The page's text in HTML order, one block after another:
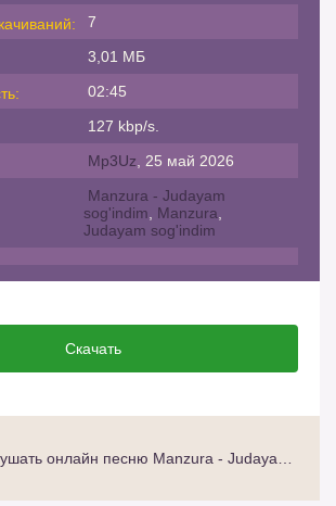
7
3,01 МБ
02:45
127 kbp/s.
Mp3Uz , 25 май 2026
Manzura - Judayam
sog'indim
Manzura
Judayam sog'indim
Скачать